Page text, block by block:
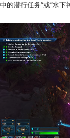
中的潜行任务”或“水下